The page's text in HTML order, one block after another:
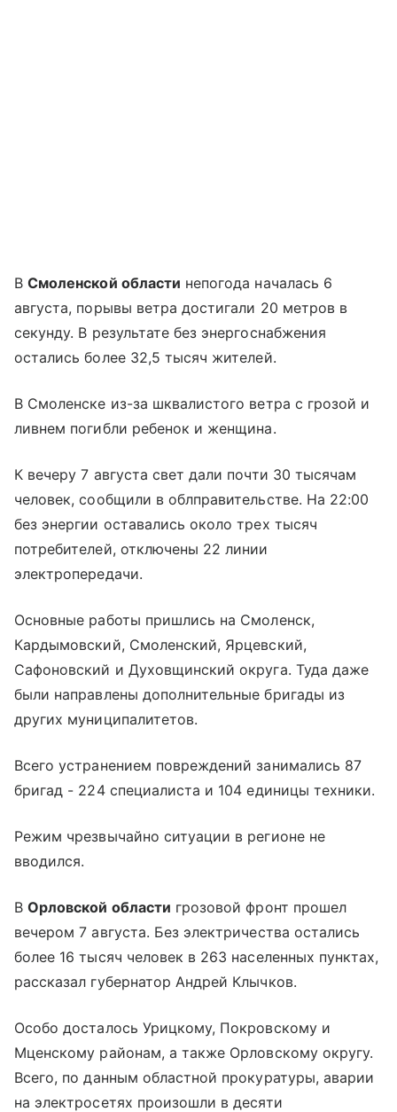
ВСмоленской области непогода началась 6
августа, порывы ветра достигали 20 метров в
секунду. В результате без энергоснабжения
остались более 32,5 тысяч жителей.
В Смоленске из-за шквалистого ветра с грозой и
ливнем погибли ребенок и женщина.
К вечеру 7 августа свет дали почти 30 тысячам
человек, сообщили в облправительстве. На 22:00
без энергии оставались около трех тысяч
потребителей, отключены 22 линии
электропередачи.
Основные работы пришлись на Смоленск,
Кардымовский, Смоленский, Ярцевский,
Сафоновский и Духовщинский округа. Туда даже
были направлены дополнительные бригады из
других муниципалитетов.
Всего устранением повреждений занимались 87
бригад - 224 специалиста и 104 единицы техники.
Режим чрезвычайно ситуации в регионе не
вводился.
ВОрловской области грозовой фронт прошел
вечером 7 августа. Без электричества остались
более 16 тысяч человек в 263 населенных пунктах,
рассказал губернатор Андрей Клычков.
Особо досталось Урицкому, Покровскому и
Мценскому районам, а также Орловскому округу.
Всего, по данным областной прокуратуры, аварии
на электросетях произошли в десяти